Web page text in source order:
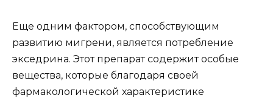
Еще одним фактором, способствующим
развитию мигрени, является потребление
экседрина. Этот препарат содержит особые
вещества, которые благодаря своей
фармакологической характеристике